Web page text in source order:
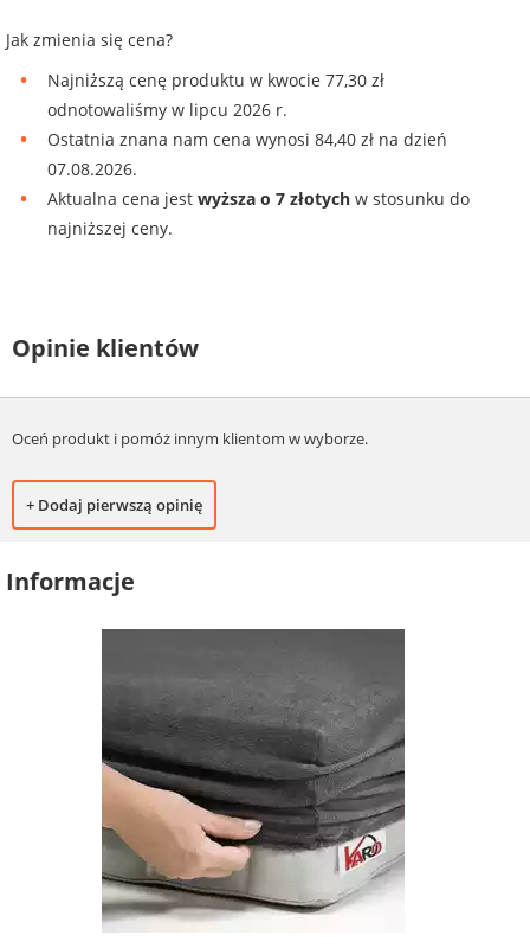
Jak zmienia się cena?
Najniższą cenę produktu w kwocie 77,30 zł
odnotowaliśmy w lipcu 2026 r.
Ostatnia znana nam cena wynosi 84,40 zł na dzień
07.08.2026.
Aktualna cena jest wyższa o 7 złotych w stosunku do
najniższej ceny.
Opinie klientów
Oceń produkt i pomóż innym klientom w wyborze.
+ Dodaj pierwszą opinię
Informacje